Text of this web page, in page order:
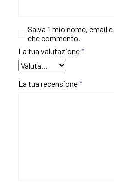
Salva il mio nome, email
che commento.
La tua valutazione*
La tua recensione*